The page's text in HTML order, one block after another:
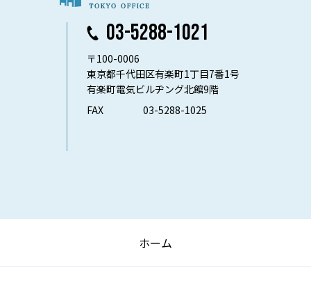
03-5288-1021
〒100-0006
東京都千代田区有楽町1丁目7番1号
有楽町電気ビルヂング北館9階
FAX
03-5288-1025
ホーム